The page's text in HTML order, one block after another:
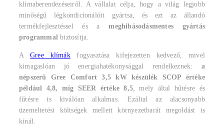
klímaberendezéseiről. A vállalat célja, hogy a világ legjobb
minőségű légkondicionálóit gyártsa, és ezt az állandó
termékfejlesztéssel és ameghibásodásmentes gyártás
programmal biztosítja.
A Gree klímákfogyasztása kifejezetten kedvező, mivel
kimagaslóan jó energiahatékonysággal rendelkeznek: a
népszerű Gree Comfort 3,5 kW készülék SCOP értéke
például 4,8, míg SEER értéke 8,5, mely által hűtésre és
fűtésre is kiválóan alkalmas. Ezáltal az alacsonyabb
üzemeltetési költségek mellett környezetbarát megoldást is
kínál.